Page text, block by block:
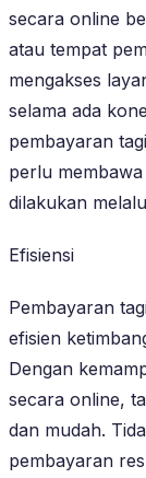
secara online
atau tempat
mengakses
selama ada
pembayaran
perlu
dilakukan
Efisiensi
Pembayaran
efisien
Dengan
secara online,
dan mudah.
pembayaran